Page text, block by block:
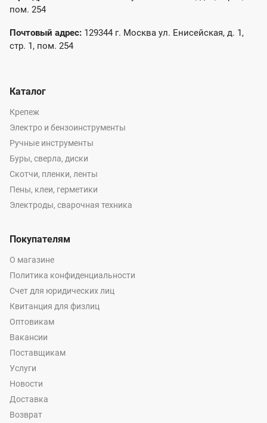
пом. 254
Почтовый адрес: 129344 г. Москва ул. Енисейская, д. 1,
стр. 1, пом. 254
Каталог
Крепеж
Электро и бензоинструменты
Ручные инструменты
Буры, сверла, диски
Скотчи, пленки, ленты
Пены, клеи, герметики
Электроды, сварочная техника
Покупателям
О магазине
Политика конфиденциальности
Счет для юридических лиц
Квитанция для физлиц
Оптовикам
Вакансии
Поставщикам
Услуги
Новости
Доставка
Возврат